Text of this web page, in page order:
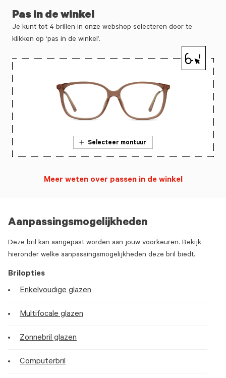
Aanpassingsmogelijkheden
Deze bril kan aangepast worden aan jouw voorkeuren. Bekijk
hieronder welke aanpassingsmogelijkheden deze bril biedt.
Brilopties
Enkelvoudige glazen
Multifocale glazen
Zonnebril glazen
Computerbril
Pas in de winkel
Je kunt tot 4 brillen in onze webshop selecteren door te
klikken op ‘pas in de winkel’.
Selecteer montuur
Meer weten over passen in de winkel